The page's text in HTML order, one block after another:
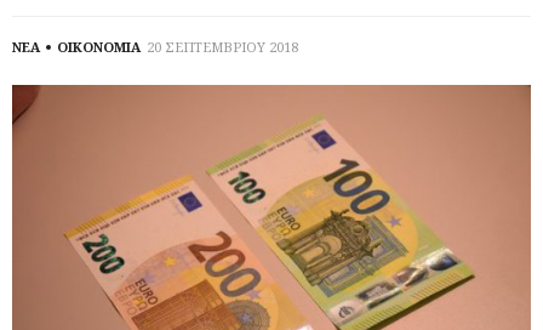
ΝΕΑ ΟΙΚΟΝΟΜΙΑ 20 ΣΕΠΤΕΜΒΡΙΟΥ 2018